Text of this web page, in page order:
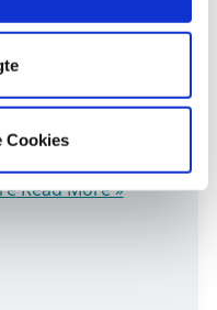
Cookies
til både
på naturens
flot gevir
Read More »